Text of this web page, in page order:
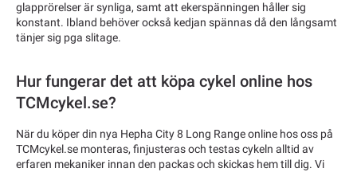
glapprörelser är synliga, samt att ekerspänningen håller sig
konstant. Ibland behöver också kedjan spännas då den långsamt
tänjer sig pga slitage.
Hur fungerar det att köpa cykel online hos
TCMcykel.se?
När du köper din nya Hepha City 8 Long Range online hos oss på
TCMcykel.se monteras, finjusteras och testas cykeln alltid av
erfaren mekaniker innan den packas och skickas hem till dig. Vi